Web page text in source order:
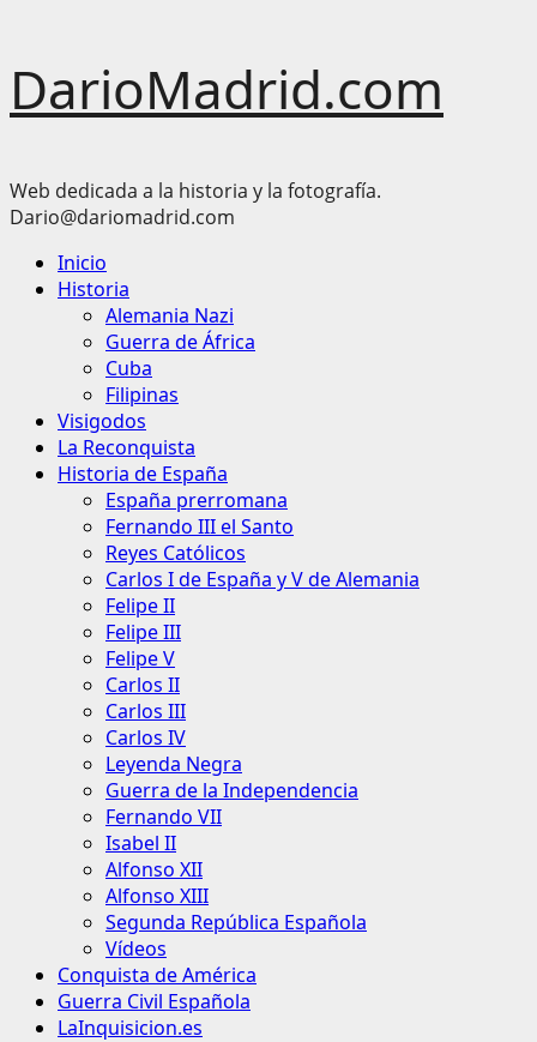
contenido
DarioMadrid.com
Web dedicada a la historia y la fotografía.
Dario@dariomadrid.com
Menú
principal
Inicio
Historia
Alemania Nazi
Guerra de África
Cuba
Filipinas
Visigodos
La Reconquista
Historia de España
España prerromana
Fernando III el Santo
Reyes Católicos
Carlos I de España y V de Alemania
Felipe II
Felipe III
Felipe V
Carlos II
Carlos III
Carlos IV
Leyenda Negra
Guerra de la Independencia
Fernando VII
Isabel II
Alfonso XII
Alfonso XIII
Segunda República Española
Vídeos
Conquista de América
Guerra Civil Española
LaInquisicion.es